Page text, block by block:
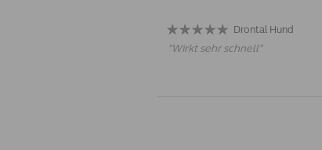
Drontal Hund
"Wirkt sehr schnell"